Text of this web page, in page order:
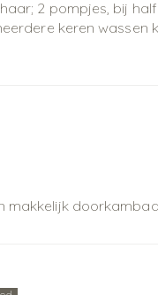
2 pompjes, bij
keren
makkelijk